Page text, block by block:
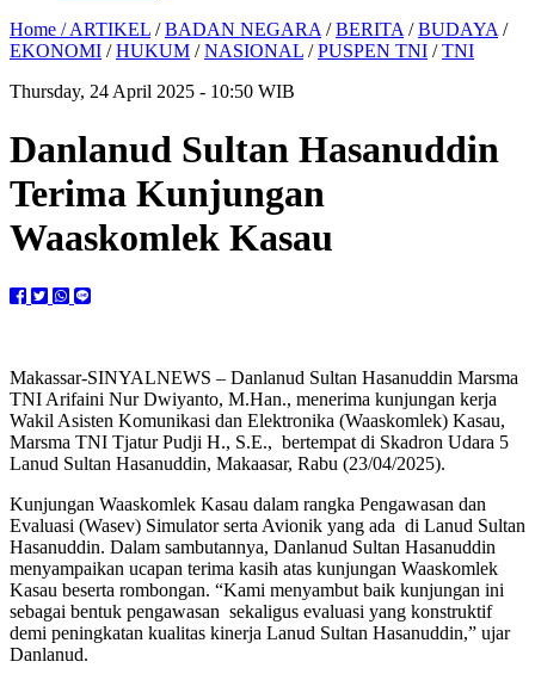
Home /ARTIKEL /BADAN NEGARA /BERITA /BUDAYA /
EKONOMI /HUKUM /NASIONAL /PUSPEN TNI /TNI
Thursday, 24 April 2025 - 10:50 WIB
Danlanud Sultan Hasanuddin
Terima Kunjungan
Waaskomlek Kasau
Makassar-SINYALNEWS – Danlanud Sultan Hasanuddin Marsma
TNI Arifaini Nur Dwiyanto, M.Han., menerima kunjungan kerja
Wakil Asisten Komunikasi dan Elektronika (Waaskomlek) Kasau,
Marsma TNI Tjatur Pudji H., S.E., bertempat di Skadron Udara 5
Lanud Sultan Hasanuddin, Makaasar, Rabu (23/04/2025).
Kunjungan Waaskomlek Kasau dalam rangka Pengawasan dan
Evaluasi (Wasev) Simulator serta Avionik yang ada di Lanud Sultan
Hasanuddin. Dalam sambutannya, Danlanud Sultan Hasanuddin
menyampaikan ucapan terima kasih atas kunjungan Waaskomlek
Kasau beserta rombongan. “Kami menyambut baik kunjungan ini
sebagai bentuk pengawasan sekaligus evaluasi yang konstruktif
demi peningkatan kualitas kinerja Lanud Sultan Hasanuddin,” ujar
Danlanud.